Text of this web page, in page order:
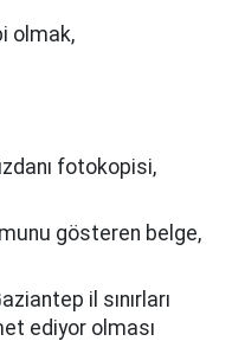
olmak,
fotokopisi,
gösteren belge,
il sınırları
ediyor olması